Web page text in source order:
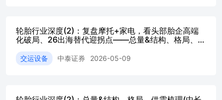
轮胎行业深度(2)：复盘摩托+家电，看头部胎企高端
化破局、26出海替代迎拐点——总量&结构、格局、供
交运设备 中泰证券 2026-05-09